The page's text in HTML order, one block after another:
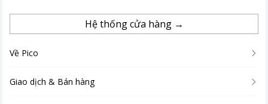
Hệ thống cửa hàng →
Về Pico
Giao dịch & Bán hàng